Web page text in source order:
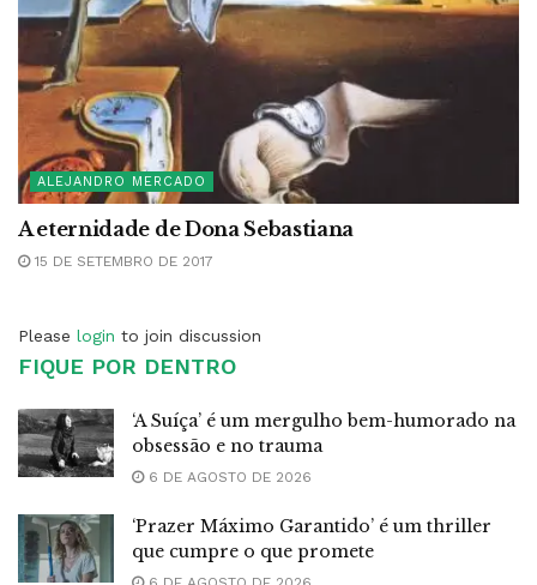
ALEJANDRO MERCADO
A eternidade de Dona Sebastiana
15 DE SETEMBRO DE 2017
Please login to join discussion
FIQUE POR DENTRO
‘A Suíça’ é um mergulho bem-humorado na
obsessão e no trauma
6 DE AGOSTO DE 2026
‘Prazer Máximo Garantido’ é um thriller
que cumpre o que promete